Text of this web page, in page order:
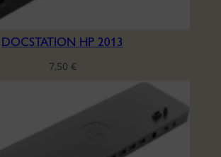
DOCSTATION HP 2013
7,50 €